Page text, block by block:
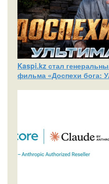
Kaspi.kz стал
фильма «Доспехи бога: